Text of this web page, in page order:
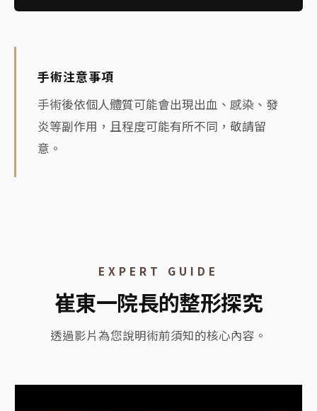
手術注意事項
手術後依個人體質可能會出現出血、感染、發
炎等副作用，且程度可能有所不同，敬請留
意。
EXPERT GUIDE
崔東一院長的整形探究
透過影片為您說明術前須知的核心內容。